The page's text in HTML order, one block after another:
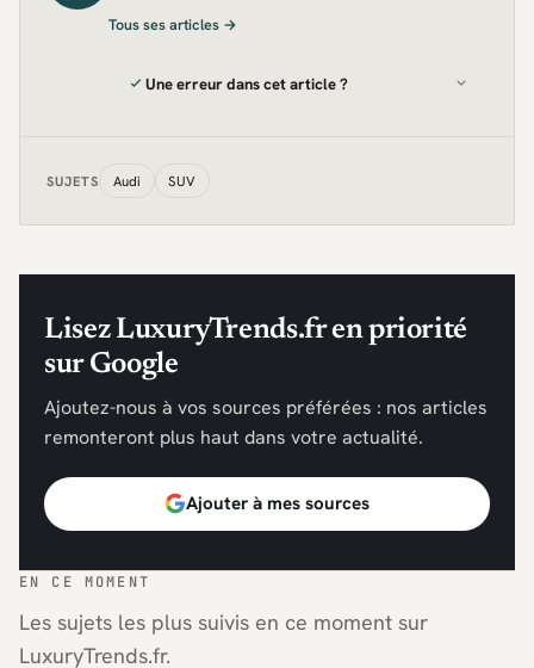
Tous ses articles →
Une erreur dans cet article ?
SUJETS Audi SUV
Lisez LuxuryTrends.fr en priorité
sur Google
Ajoutez-nous à vos sources préférées : nos articles
remonteront plus haut dans votre actualité.
Ajouter à mes sources
EN CE MOMENT
Les sujets les plus suivis en ce moment sur
LuxuryTrends.fr.